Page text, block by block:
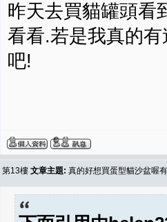
昨天去買貓罐頭看
看看.若是我真的
吧!
第13樓 文章主題: 真的好想買蛋型貓沙盆喔